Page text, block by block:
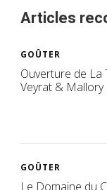
Articles
GOÛTER
Ouverture de La
Veyrat & Mallory
GOÛTER
Le Domaine du